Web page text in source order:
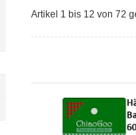
Artikel 1 bis 12 von 72